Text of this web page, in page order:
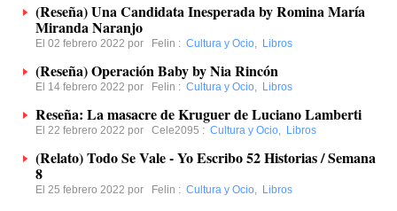
(Reseña) Una Candidata Inesperada by Romina María
Miranda Naranjo
El 02 febrero 2022 por Felin : Cultura y Ocio, Libros
(Reseña) Operación Baby by Nia Rincón
El 14 febrero 2022 por Felin : Cultura y Ocio, Libros
Reseña: La masacre de Kruguer de Luciano Lamberti
El 22 febrero 2022 por Cele2095 : Cultura y Ocio, Libros
(Relato) Todo Se Vale - Yo Escribo 52 Historias / Semana
8
El 25 febrero 2022 por Felin : Cultura y Ocio, Libros